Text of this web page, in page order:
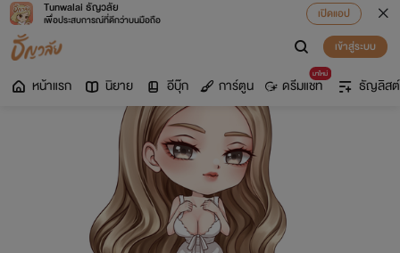
Tunwalai ธัญวลัย
เพื่อประสบการณ์ที่ดีกว่าบนมือถือ
เปิดแอป
เข้าสู่ระบบ
หน้าแรก นิยาย อีบุ๊ก การ์ตูน
มาใหม่
ดรีมแชท ธัญลิสต์